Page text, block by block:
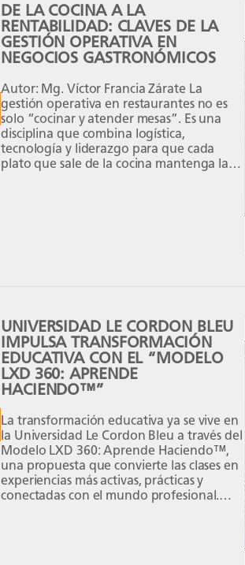
DE LA COCINA A LA
RENTABILIDAD: CLAVES DE LA
GESTIÓN OPERATIVA EN
NEGOCIOS GASTRONÓMICOS
Autor: Mg. Víctor Francia Zárate La
gestión operativa en restaurantes no es
solo “cocinar y atender mesas”. Es una
disciplina que combina logística,
tecnología y liderazgo para que cada
plato que sale de la cocina mantenga la
UNIVERSIDAD LE CORDON BLEU
IMPULSA TRANSFORMACIÓN
EDUCATIVA CON EL “MODELO
LXD 360: APRENDE
HACIENDO™”
La transformación educativa ya se vive en
la Universidad Le Cordon Bleu a través del
Modelo LXD 360: Aprende Haciendo™,
una propuesta que convierte las clases en
experiencias más activas, prácticas y
conectadas con el mundo profesional.